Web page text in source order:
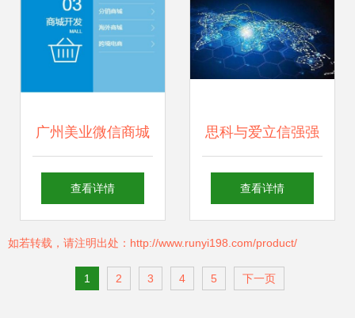
广州美业微信商城
推动美容院拓客形
查看详情
思科与爱立信强强
联手，共推物联网
查看详情
如若转载，请注明出处：http://www.runyi198.com/product/
1 2 3 4 5 下一页